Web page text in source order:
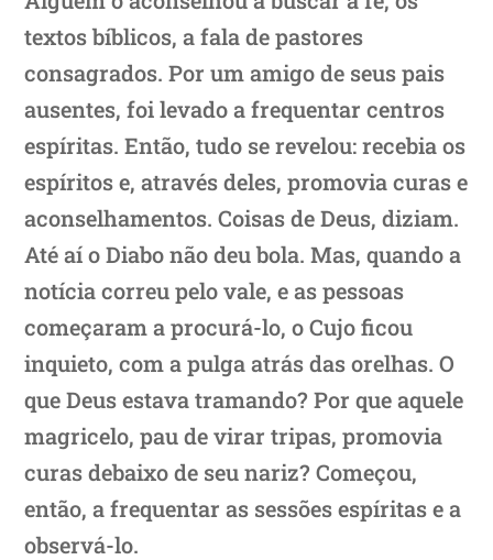
textos bíblicos, a fala de pastores
consagrados. Por um amigo de seus pais
ausentes, foi levado a frequentar centros
espíritas. Então, tudo se revelou: recebia os
espíritos e, através deles, promovia curas e
aconselhamentos. Coisas de Deus, diziam.
Até aí o Diabo não deu bola. Mas, quando a
notícia correu pelo vale, e as pessoas
começaram a procurá-lo, o Cujo ficou
inquieto, com a pulga atrás das orelhas. O
que Deus estava tramando? Por que aquele
magricelo, pau de virar tripas, promovia
curas debaixo de seu nariz? Começou,
então, a frequentar as sessões espíritas e a
observá-lo.